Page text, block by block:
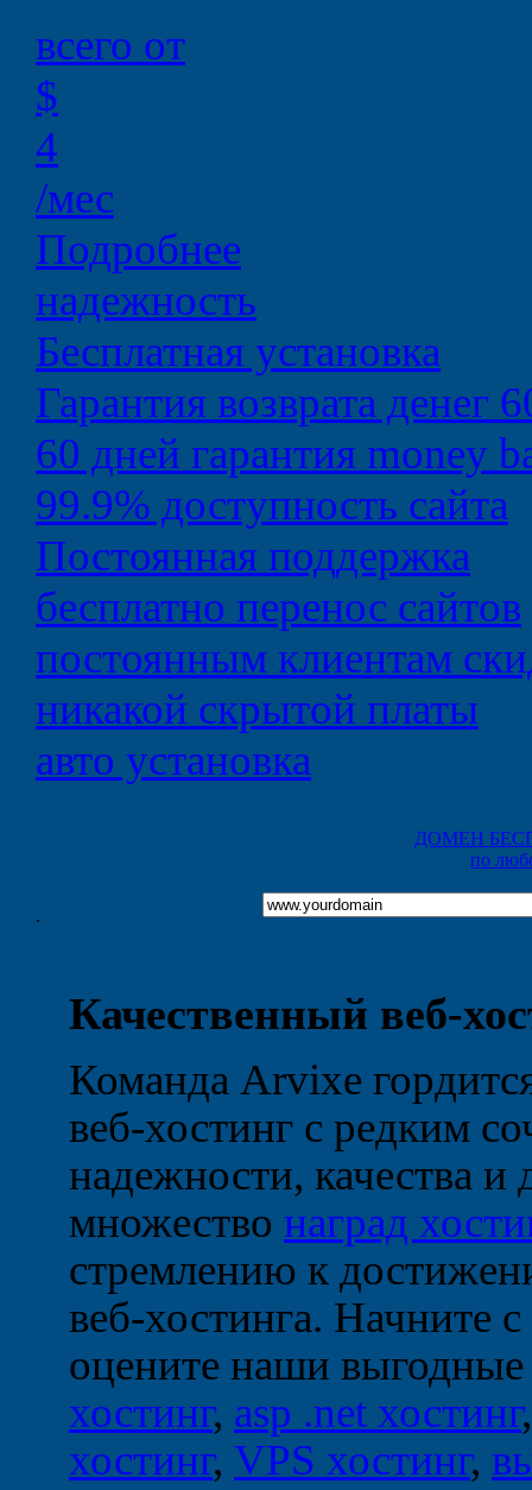
всего от
$
4
/мес
Подробнее
надежность
Бесплатная установка
Гарантия возврата денег
60 дней гарантия money
99.9% доступность сайта
Постоянная поддержка
бесплатно перенос сайтов
постоянным клиентам
никакой скрытой платы
авто установка
ДОМЕН
по
.
Качественный веб-
Команда Arvixe
веб-хостинг с редким
надежности, качества
множество наград
стремлению к
веб-хостинга. Начните с
оцените наши
хостинг, asp .net хостинг
хостинг, VPS хостинг,